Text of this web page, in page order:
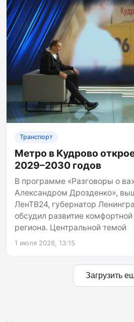
Транспорт
Метро в Кудрово
2029–2030 годов
В программе «Разговоры о
Александром Дрозденко»,
ЛенТВ24, губернатор
обсудил развитие
региона. Центральной темой
1 июля 2026, 13:15
Загрузить